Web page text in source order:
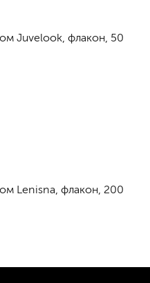
Juvelook, флакон, 50
Lenisna, флакон, 200